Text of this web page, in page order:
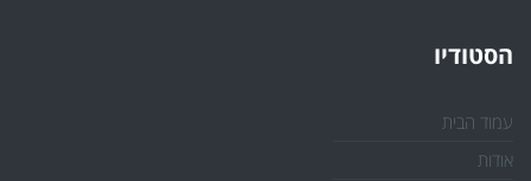
הסטודיו
עמוד הבית
אודות